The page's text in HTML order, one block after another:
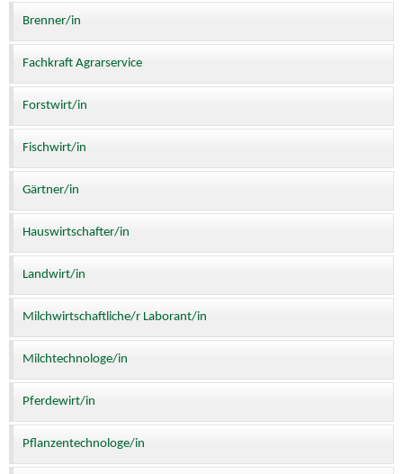
Brenner/in
Fachkraft Agrarservice
Forstwirt/in
Fischwirt/in
Gärtner/in
Hauswirtschafter/in
Landwirt/in
Milchwirtschaftliche/r Laborant/in
Milchtechnologe/in
Pferdewirt/in
Pflanzentechnologe/in